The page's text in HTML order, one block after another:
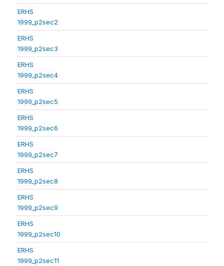
ERHS
1999_p2sec2
ERHS
1999_p2sec3
ERHS
1999_p2sec4
ERHS
1999_p2sec5
ERHS
1999_p2sec6
ERHS
1999_p2sec7
ERHS
1999_p2sec8
ERHS
1999_p2sec9
ERHS
1999_p2sec10
ERHS
1999_p2sec11